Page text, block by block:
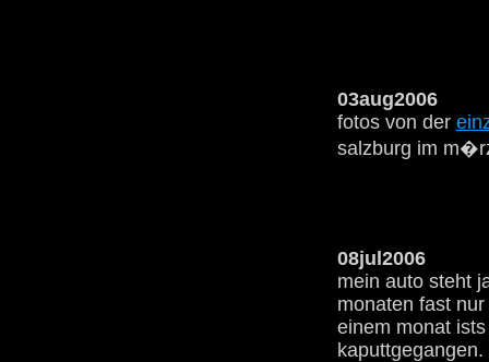
03aug2006
fotos von der
salzburg im
08jul2006
mein auto steht
monaten fast
einem monat